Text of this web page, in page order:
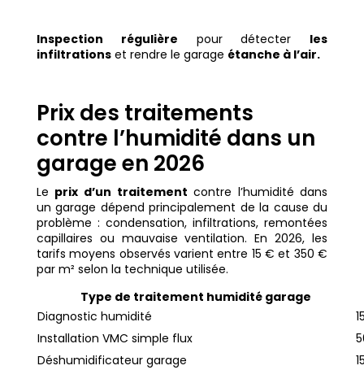
Inspection régulière pour détecter les
infiltrationset rendre le garage étanche à l’air.
Prix des traitements
contre l’humidité dans un
garage en 2026
Le prix d’un traitement contre l’humidité dans
un garage dépend principalement de la cause du
problème : condensation, infiltrations, remontées
capillaires ou mauvaise ventilation. En 2026, les
tarifs moyens observés varient entre 15 € et 350 €
par m² selon la technique utilisée.
Type de traitement humidité garage
Diagnostic humidité
Installation VMC simple flux
Déshumidificateur garage